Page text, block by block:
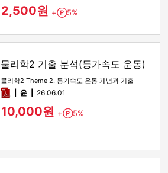
2,500원 + Point
5%
물리학2 기출 분석(등가속도 운동)
물리학2 Theme 2. 등가속도 운동 개념과 기출
pdf윤 26.06.01
10,000원 + Point
5%